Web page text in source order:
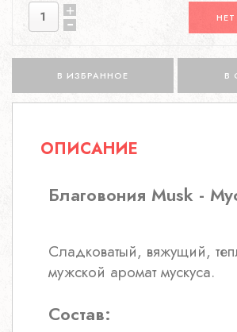
В ИЗБРАННОЕ В
ОПИСАНИЕ
Благовония Musk -
Сладковатый, вяжущий,
мужской аромат мускуса.
Состав: